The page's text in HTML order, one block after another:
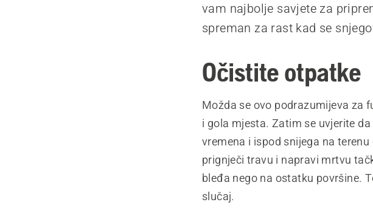
vam najbolje savjete za
spreman za rast kad se
Očistite otpatke
Možda se ovo podrazumijeva za
i gola mjesta. Zatim se uvjerite
vremena i ispod snijega na
prignječi travu i napravi mrtvu
bleđa nego na ostatku površine.
slučaj.